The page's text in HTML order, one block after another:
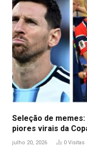
Seleção de
piores virais da
julho 20, 2026 0 Visitas